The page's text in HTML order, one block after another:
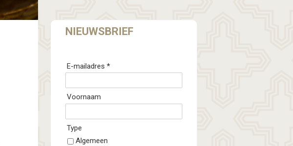
NIEUWSBRIEF
E-mailadres *
Voornaam
Type
Algemeen